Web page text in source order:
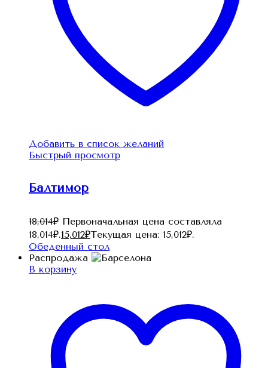
Добавить в список желаний
Быстрый просмотр
Балтимор
18,014₽ Первоначальная цена составляла
18,014₽.15,012₽Текущая цена: 15,012₽.
Обеденный стол
Распродажа
В корзину